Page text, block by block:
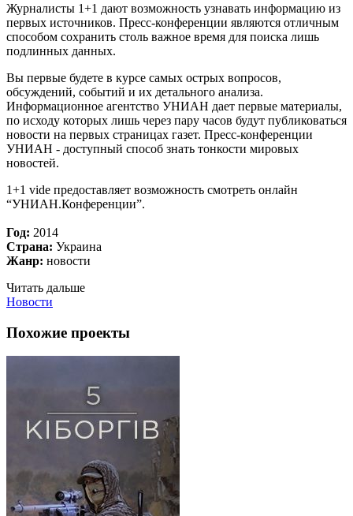
Журналисты 1+1 дают возможность узнавать информацию из
первых источников. Пресс-конференции являются отличным
способом сохранить столь важное время для поиска лишь
подлинных данных.
Вы первые будете в курсе самых острых вопросов,
обсуждений, событий и их детального анализа.
Информационное агентство УНИАН дает первые материалы,
по исходу которых лишь через пару часов будут публиковаться
новости на первых страницах газет. Пресс-конференции
УНИАН - доступный способ знать тонкости мировых
новостей.
1+1 vide предоставляет возможность смотреть онлайн
“УНИАН.Конференции”.
Год: 2014
Страна: Украина
Жанр: новости
Читать дальше
Новости
Похожие проекты